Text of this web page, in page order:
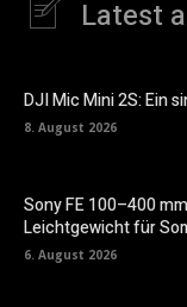
Latest
DJI Mic Mini 2S: Ein
8. August 2026
Sony FE 100–400
Leichtgewicht für
6. August 2026